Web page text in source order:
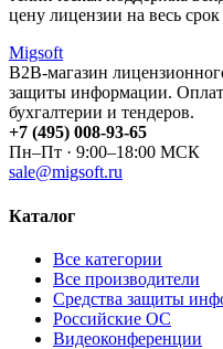
цену лицензии на весь срок
Migsoft
B2B-магазин
защиты информации.
бухгалтерии и тендеров.
+7 (495) 008-93-65
Пн–Пт · 9:00–18:00 МСК
sale@migsoft.ru
Каталог
Все категории
Все производители
Средства защиты
Российские ОС
Видеоконференции